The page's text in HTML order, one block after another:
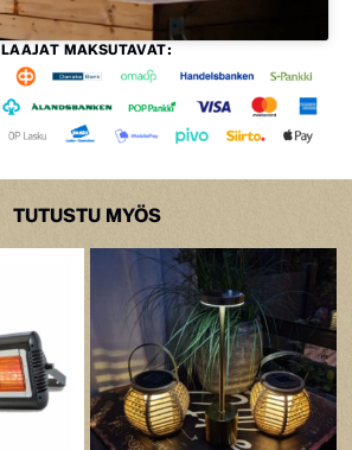
LAAJAT MAKSUTAVAT:
TUTUSTU MYÖS